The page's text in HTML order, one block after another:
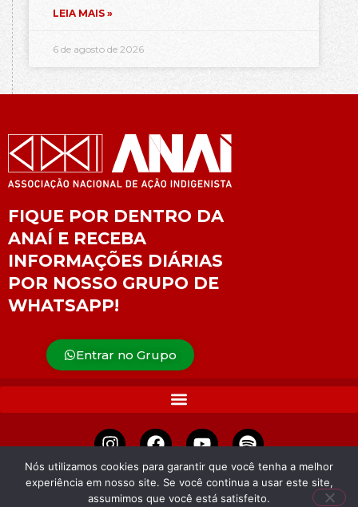
LEIA MAIS »
6 de agosto de 2026
FIQUE POR DENTRO DA
ANAÍ E RECEBA
INFORMAÇÕES DIÁRIAS
POR NOSSO GRUPO DE
WHATSAPP!
Entrar no Grupo
APOIE
Nós utilizamos cookies para garantir que você tenha a melhor
experiência em nosso site. Se você continua a usar este site,
assumimos que você está satisfeito.